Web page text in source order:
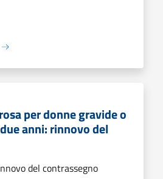
per donne gravide o
anni: rinnovo del
del contrassegno